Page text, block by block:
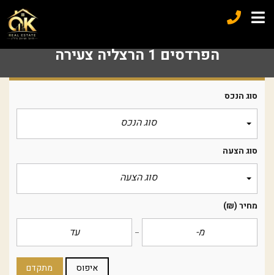
הפרדסים 1 הרצליה צעירה
סוג הנכס
סוג הנכס
סוג הצעה
סוג הצעה
מחיר(₪)
איפוס מתקדם